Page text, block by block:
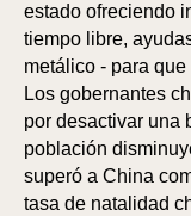
estado ofreciendo
tiempo libre,
metálico - para
Los gobernantes
por desactivar una
población
superó a China
tasa de natalidad